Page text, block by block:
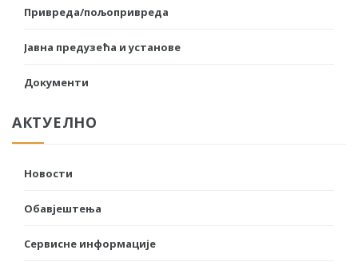
Привреда/пољопривреда
Јавна предузећа и установе
Документи
АКТУЕЛНО
Новости
Обавјештења
Сервисне информације